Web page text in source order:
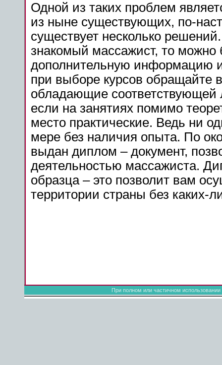
Одной из таких проблем
из ныне существующих, по-
существует несколько
знакомый массажист, то можно
дополнительную информацию
при выборе курсов обращайте
обладающие соответствующей
если на занятиях помимо
место практические. Ведь ни
мере без наличия опыта. По
выдан диплом – документ,
деятельностью массажиста.
образца – это позволит вам
территории страны без каких-
При полном или частичном